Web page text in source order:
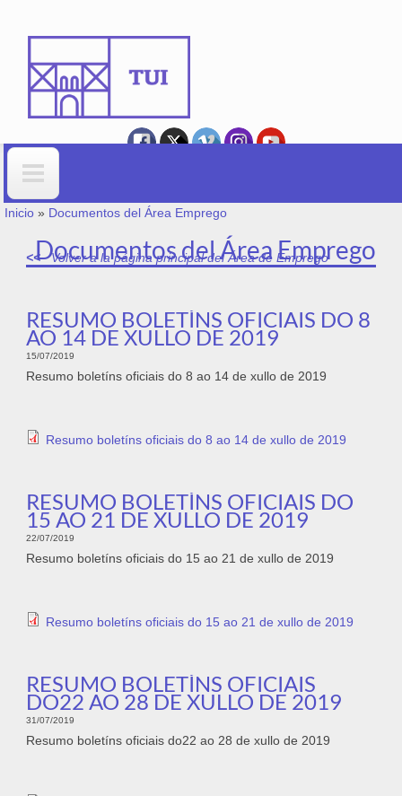
Formulario de busca
VOSTEDE ESTÁ AQUÍ
Inicio » Documentos del Área Emprego
Documentos del Área Emprego
Volver a la página principal del Área de Emprego
RESUMO BOLETÍNS OFICIAIS DO 8
AO 14 DE XULLO DE 2019
15/07/2019
Resumo boletíns oficiais do 8 ao 14 de xullo de 2019
Resumo boletíns oficiais do 8 ao 14 de xullo de 2019
RESUMO BOLETÍNS OFICIAIS DO
15 AO 21 DE XULLO DE 2019
22/07/2019
Resumo boletíns oficiais do 15 ao 21 de xullo de 2019
Resumo boletíns oficiais do 15 ao 21 de xullo de 2019
RESUMO BOLETÍNS OFICIAIS
DO22 AO 28 DE XULLO DE 2019
31/07/2019
Resumo boletíns oficiais do22 ao 28 de xullo de 2019